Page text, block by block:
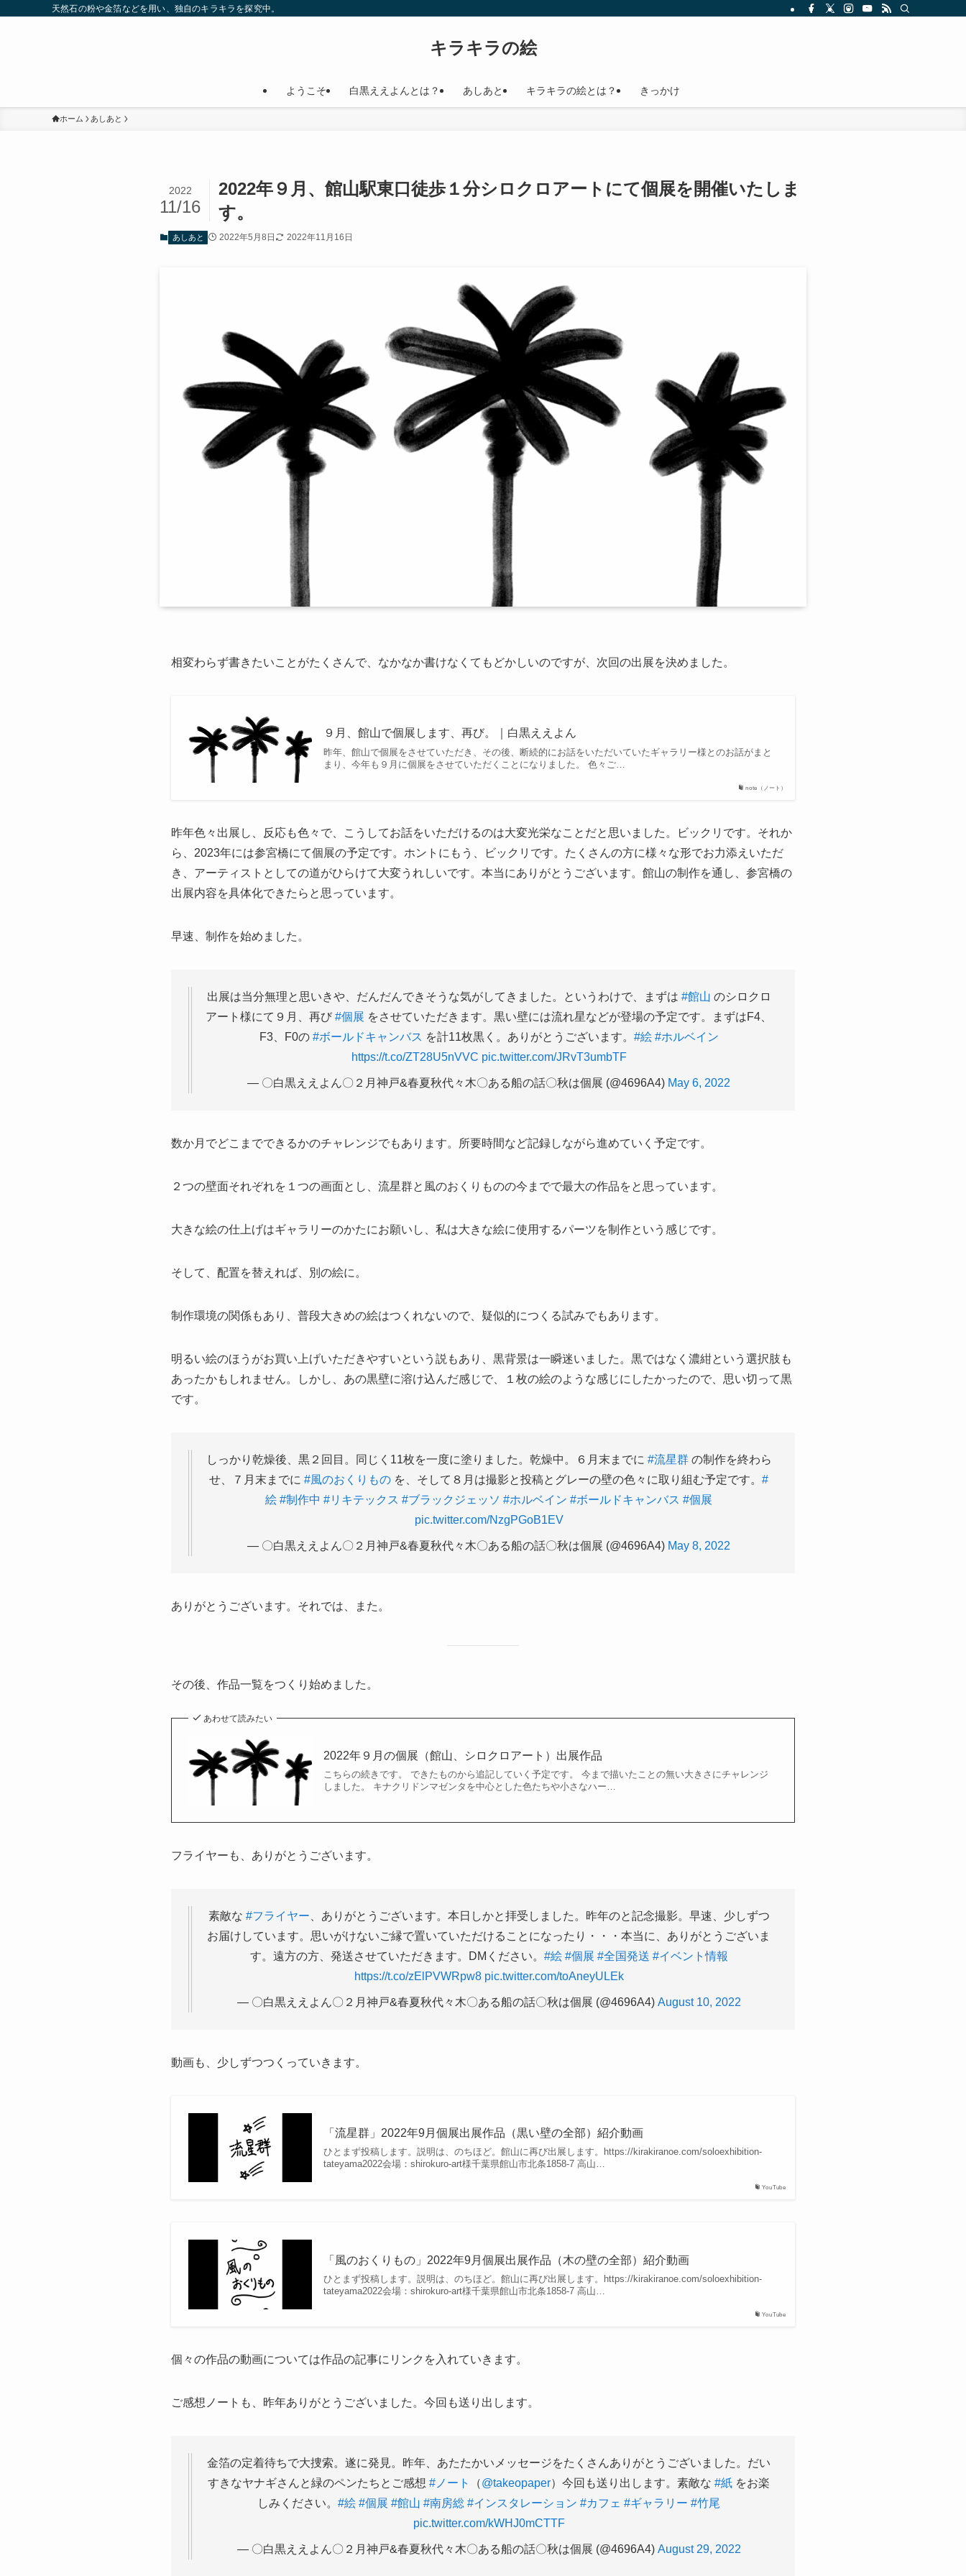
天然石の粉や金箔などを用い、独自のキラキラを探究中。
キラキラの絵
ようこそ 白黒ええよんとは？ あしあと キラキラの絵とは？ きっかけ
ホーム あしあと
2022年９月、館山駅東口徒歩１分シロクロアートにて個展を開催いたしま
す。
2022
11/16
あしあと 2022年5月8日 2022年11月16日
相変わらず書きたいことがたくさんで、なかなか書けなくてもどかしいのですが、次回の出展を決めました。
note（ノート）
９月、館山で個展します、再び。｜白黒ええよん
昨年、館山で個展をさせていただき、その後、断続的にお話をいただいていたギャラリー様とのお話がまと
まり、今年も９月に個展をさせていただくことになりました。 色々ご…
昨年色々出展し、反応も色々で、こうしてお話をいただけるのは大変光栄なことだと思いました。ビックリです。それか
ら、2023年には参宮橋にて個展の予定です。ホントにもう、ビックリです。たくさんの方に様々な形でお力添えいただ
き、アーティストとしての道がひらけて大変うれしいです。本当にありがとうございます。館山の制作を通し、参宮橋の
出展内容を具体化できたらと思っています。
早速、制作を始めました。
出展は当分無理と思いきや、だんだんできそうな気がしてきました。というわけで、まずは #館山 のシロクロ
アート様にて９月、再び #個展 をさせていただきます。黒い壁には流れ星などが登場の予定です。まずはF4、
F3、F0の #ボールドキャンバス を計11枚黒く。ありがとうございます。 #絵 #ホルベイン
https://t.co/ZT28U5nVVC pic.twitter.com/JRvT3umbTF
— 〇白黒ええよん〇２月神戸&春夏秋代々木〇ある船の話〇秋は個展 (@4696A4) May 6, 2022
数か月でどこまでできるかのチャレンジでもあります。所要時間など記録しながら進めていく予定です。
２つの壁面それぞれを１つの画面とし、流星群と風のおくりものの今までで最大の作品をと思っています。
大きな絵の仕上げはギャラリーのかたにお願いし、私は大きな絵に使用するパーツを制作という感じです。
そして、配置を替えれば、別の絵に。
制作環境の関係もあり、普段大きめの絵はつくれないので、疑似的につくる試みでもあります。
明るい絵のほうがお買い上げいただきやすいという説もあり、黒背景は一瞬迷いました。黒ではなく濃紺という選択肢も
あったかもしれません。しかし、あの黒壁に溶け込んだ感じで、１枚の絵のような感じにしたかったので、思い切って黒
です。
しっかり乾燥後、黒２回目。同じく11枚を一度に塗りました。乾燥中。６月末までに #流星群の制作を終わら
せ、７月末までに #風のおくりもの を、そして８月は撮影と投稿とグレーの壁の色々に取り組む予定です。 #
絵 #制作中 #リキテックス #ブラックジェッソ #ホルベイン #ボールドキャンバス #個展
pic.twitter.com/NzgPGoB1EV
— 〇白黒ええよん〇２月神戸&春夏秋代々木〇ある船の話〇秋は個展 (@4696A4) May 8, 2022
ありがとうございます。それでは、また。
その後、作品一覧をつくり始めました。
あわせて読みたい
2022年９月の個展（館山、シロクロアート）出展作品
こちらの続きです。 できたものから追記していく予定です。 今まで描いたことの無い大きさにチャレンジ
しました。 キナクリドンマゼンタを中心とした色たちや小さなハー…
フライヤーも、ありがとうございます。
素敵な #フライヤー 、ありがとうございます。本日しかと拝受しました。昨年のと記念撮影。早速、少しずつ
お届けしています。思いがけないご縁で置いていただけることになったり・・・本当に、ありがとうございま
す。遠方の方、発送させていただきます。DMください。 #絵 #個展 #全国発送 #イベント情報
https://t.co/zElPVWRpw8 pic.twitter.com/toAneyULEk
— 〇白黒ええよん〇２月神戸&春夏秋代々木〇ある船の話〇秋は個展 (@4696A4) August 10, 2022
動画も、少しずつつくっていきます。
YouTube
「流星群」2022年9月個展出展作品（黒い壁の全部）紹介動画
ひとまず投稿します。説明は、のちほど。館山に再び出展します。https://kirakiranoe.com/soloexhibition-
tateyama2022会場：shirokuro-art様千葉県館山市北条1858-7 高山…
YouTube
「風のおくりもの」2022年9月個展出展作品（木の壁の全部）紹介動画
ひとまず投稿します。説明は、のちほど。館山に再び出展します。https://kirakiranoe.com/soloexhibition-
tateyama2022会場：shirokuro-art様千葉県館山市北条1858-7 高山…
個々の作品の動画については作品の記事にリンクを入れていきます。
ご感想ノートも、昨年ありがとうございました。今回も送り出します。
金箔の定着待ちで大捜索。遂に発見。昨年、あたたかいメッセージをたくさんありがとうございました。だい
すきなヤナギさんと緑のペンたちとご感想 #ノート （@takeopaper）今回も送り出します。素敵な #紙 をお楽
しみください。 #絵 #個展 #館山 #南房総 #インスタレーション #カフェ #ギャラリー #竹尾
pic.twitter.com/kWHJ0mCTTF
— 〇白黒ええよん〇２月神戸&春夏秋代々木〇ある船の話〇秋は個展 (@4696A4) August 29, 2022